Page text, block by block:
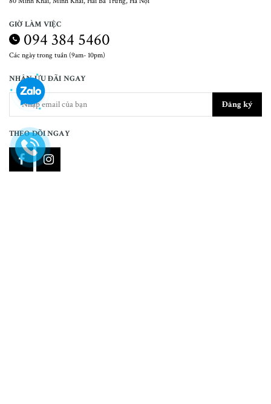
GIỜ LÀM VIỆC
094 384 5460
Các ngày trong tuần (9am- 10pm)
NHẬN ƯU ĐÃI NGAY
Đăng ký
THEO DÕI NGAY